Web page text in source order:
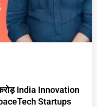
India Innovation
Startups